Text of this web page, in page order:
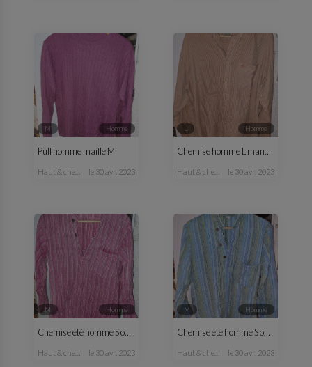
M homme
Pull homme maille M
haut & chemise le 30 avr. 2023
L homme
Chemise homme L manches longues
haut & chemise le 30 avr. 2023
M homme
Chemise été homme S ou M rose
haut & chemise le 30 avr. 2023
M homme
Chemise été homme S ou M bleu vert
haut & chemise le 30 avr. 2023